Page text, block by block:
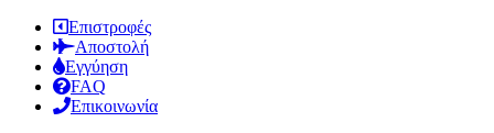
Επιστροφές
Αποστολή
Εγγύηση
FAQ
Επικοινωνία